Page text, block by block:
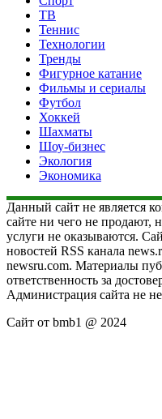
ТВ
Теннис
Технологии
Тренды
Фигурное катание
Фильмы и сериалы
Футбол
Хоккей
Шахматы
Шоу-бизнес
Экология
Экономика
Данный сайт не является
сайте ни чего не продают,
услуги не оказываются.
новостей RSS канала
newsru.com. Материалы
ответственность за
Администрация сайта не
Сайт от bmb1 @ 2024